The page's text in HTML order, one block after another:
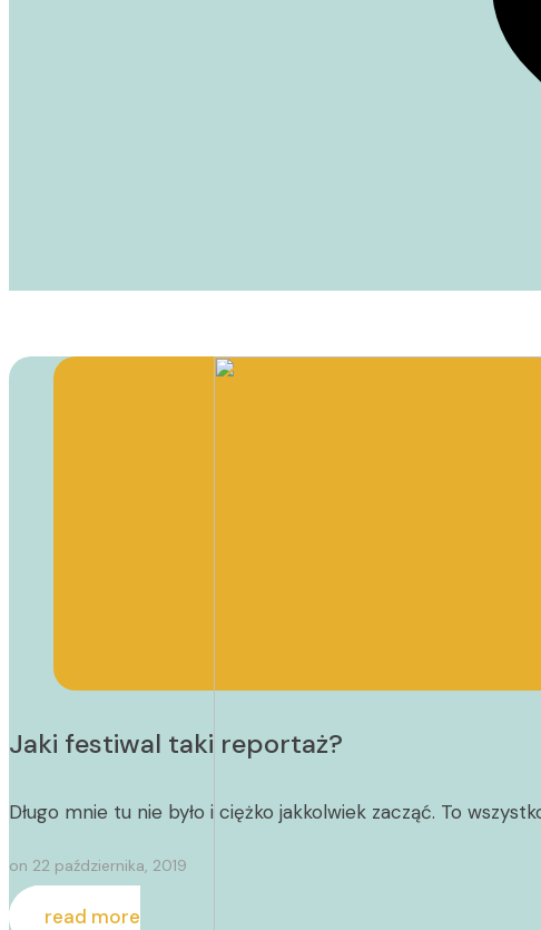
Jaki festiwal taki reportaż?
Długo mnie tu nie było i ciężko jakkolwiek zacząć. To
on 22 października, 2019
read more